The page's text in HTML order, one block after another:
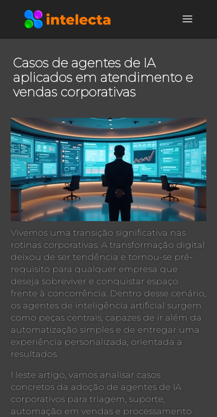
Casos de agentes de IA
aplicados em atendimento e
vendas corporativas
Vivemos uma transição significativa nas
rotinas corporativas. A transformação digital
deixou de ser tendência e tornou-se pré-
requisito para qualquer empresa que
deseja sobreviver e conquistar espaço
frente à concorrência. Dentro desse cenário,
os agentes de inteligência artificial surgem
como peças centrais, capazes de ir além da
automatização simples e de entregar uma
experiência personalizada, orientada a
resultados.
Neste artigo, vamos analisar casos
concretos da adoção de agentes de IA
corporativos para triagem, suporte,
automação em vendas e processamento